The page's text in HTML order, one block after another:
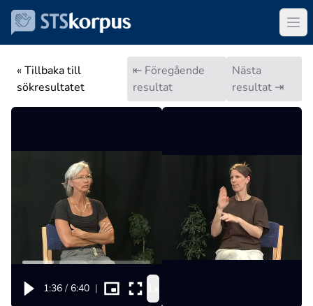
« Tillbaka till
sökresultatet
⇤ Föregående
resultat
Nästa
resultat ⇥
1:36 / 6:40 |